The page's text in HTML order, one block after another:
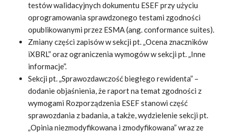
testów walidacyjnych dokumentu ESEF przy użyciu
oprogramowania sprawdzonego testami zgodności
opublikowanymi przez ESMA (ang. conformance suites).
Zmiany części zapisów w sekcji pt. „Ocena znaczników
iXBRL” oraz ograniczenia wymogów w sekcji pt. „Inne
informacje”.
Sekcji pt. „Sprawozdawczość biegłego rewidenta” –
dodanie objaśnienia, że raport na temat zgodności z
wymogami Rozporządzenia ESEF stanowi część
sprawozdania z badania, a także, wydzielenie sekcji pt.
„Opinia niezmodyfikowana i zmodyfikowana” wraz ze